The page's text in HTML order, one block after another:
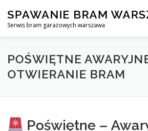
content
SPAWANIE BRAM
Serwis bram garażowych warszawa
SPAWANIE BRAM GARAŻOWYCH I
POŚWIĘTNE
OTWIERANIE BRAM
Poświętne –